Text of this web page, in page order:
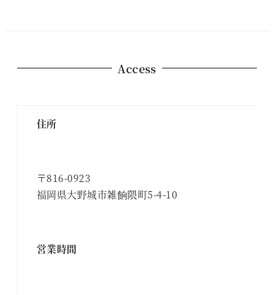
Access
住所
〒816-0923
福岡県大野城市雑餉隈町5-4-10
営業時間